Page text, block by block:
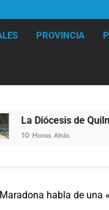
PROVINCIA
de Quilmes
Atrás
habla de una